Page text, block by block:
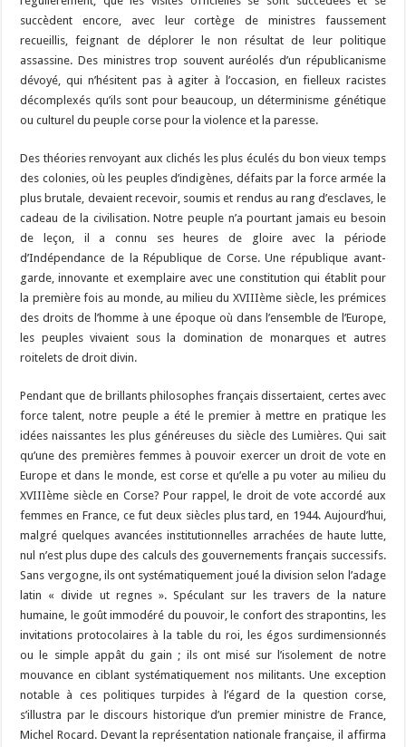
succèdent encore, avec leur cortège de ministres faussement
recueillis, feignant de déplorer le non résultat de leur politique
assassine. Des ministres trop souvent auréolés d’un républicanisme
dévoyé, qui n’hésitent pas à agiter à l’occasion, en fielleux racistes
décomplexés qu’ils sont pour beaucoup, un déterminisme génétique
ou culturel du peuple corse pour la violence et la paresse.
Des théories renvoyant aux clichés les plus éculés du bon vieux temps
des colonies, où les peuples d’indigènes, défaits par la force armée la
plus brutale, devaient recevoir, soumis et rendus au rang d’esclaves, le
cadeau de la civilisation. Notre peuple n’a pourtant jamais eu besoin
de leçon, il a connu ses heures de gloire avec la période
d’Indépendance de la République de Corse. Une république avant-
garde, innovante et exemplaire avec une constitution qui établit pour
la première fois au monde, au milieu du XVIIIème siècle, les prémices
des droits de l’homme à une époque où dans l’ensemble de l’Europe,
les peuples vivaient sous la domination de monarques et autres
roitelets de droit divin.
Pendant que de brillants philosophes français dissertaient, certes avec
force talent, notre peuple a été le premier à mettre en pratique les
idées naissantes les plus généreuses du siècle des Lumières. Qui sait
qu’une des premières femmes à pouvoir exercer un droit de vote en
Europe et dans le monde, est corse et qu’elle a pu voter au milieu du
XVIIIème siècle en Corse? Pour rappel, le droit de vote accordé aux
femmes en France, ce fut deux siècles plus tard, en 1944. Aujourd’hui,
malgré quelques avancées institutionnelles arrachées de haute lutte,
nul n’est plus dupe des calculs des gouvernements français successifs.
Sans vergogne, ils ont systématiquement joué la division selon l’adage
latin « divide ut regnes ». Spéculant sur les travers de la nature
humaine, le goût immodéré du pouvoir, le confort des strapontins, les
invitations protocolaires à la table du roi, les égos surdimensionnés
ou le simple appât du gain ; ils ont misé sur l’isolement de notre
mouvance en ciblant systématiquement nos militants. Une exception
notable à ces politiques turpides à l’égard de la question corse,
s’illustra par le discours historique d’un premier ministre de France,
Michel Rocard. Devant la représentation nationale française, il affirma